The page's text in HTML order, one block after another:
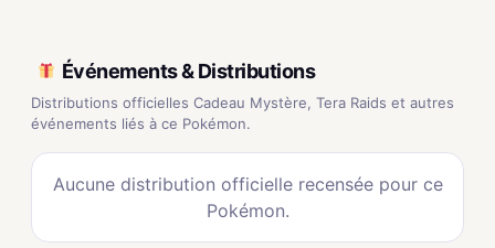
Événements & Distributions
Distributions officielles Cadeau Mystère, Tera Raids et autres
événements liés à ce Pokémon.
Aucune distribution officielle recensée pour ce
Pokémon.